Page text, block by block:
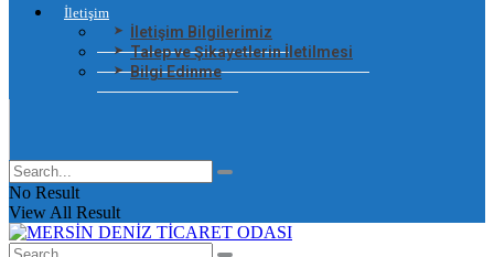
İletişim
İletişim Bilgilerimiz
Talep ve Şikayetlerin İletilmesi
Bilgi Edinme
No Result
View All Result